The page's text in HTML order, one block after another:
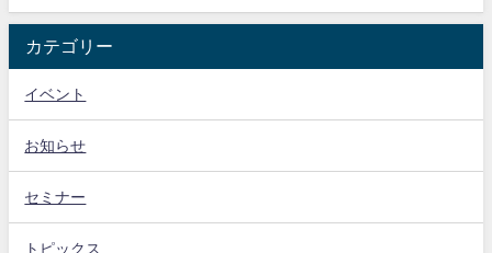
カテゴリー
イベント
お知らせ
セミナー
トピックス